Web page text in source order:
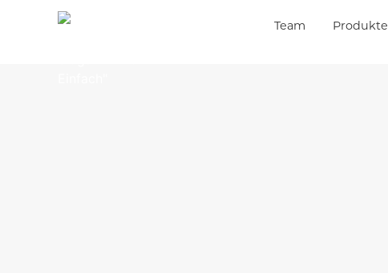
Team Produkte